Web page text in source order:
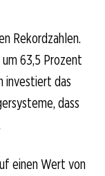
Rekordzahlen.
63,5 Prozent
investiert das
dass
einen Wert von